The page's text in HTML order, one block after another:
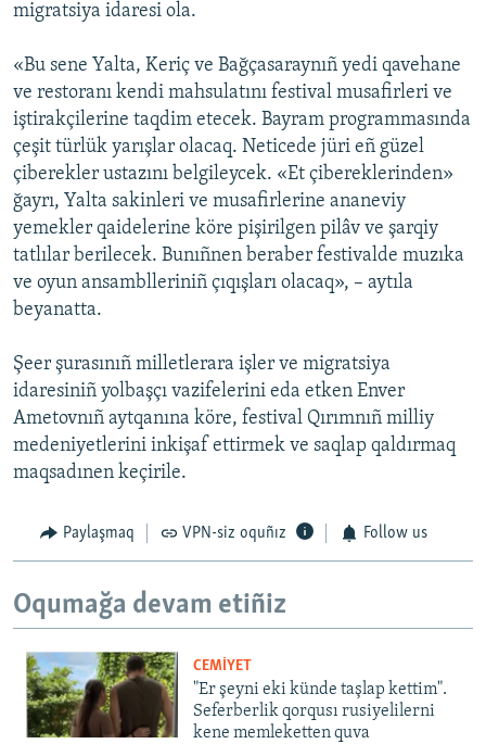
migratsiya idaresi ola.
«Bu sene Yalta, Keriç ve Bağçasaraynıñ yedi qavehane
ve restoranı kendi mahsulatını festival musafirleri ve
iştirakçilerine taqdim etecek. Bayram programmasında
çeşit türlük yarışlar olacaq. Neticede jüri eñ güzel
çiberekler ustazını belgileycek. «Et çibereklerinden»
ğayrı, Yalta sakinleri ve musafirlerine ananeviy
yemekler qaidelerine köre pişirilgen pilâv ve şarqiy
tatlılar berilecek. Bunıñnen beraber festivalde muzıka
ve oyun ansamblleriniñ çıqışları olacaq», – aytıla
beyanatta.
Şeer şurasınıñ milletlerara işler ve migratsiya
idaresiniñ yolbaşçı vazifelerini eda etken Enver
Ametovnıñ aytqanına köre, festival Qırımnıñ milliy
medeniyetlerini inkişaf ettirmek ve saqlap qaldırmaq
maqsadınen keçirile.
Paylaşmaq VPN-siz oquñız Follow us
Oqumağa devam etiñiz
CEMİYET
"Er şeyni eki künde taşlap kettim".
Seferberlik qorqusı rusiyelilerni
kene memleketten quva